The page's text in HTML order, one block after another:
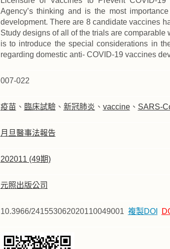
Agency’s thinking and is the most
development. There are 8 candidate vaccines
Study designs of all of the trials are
is to introduce the special considerations in
regarding domestic anti- COVID-19 vaccines
007-022
疫苗 、 臨床試驗、 新冠肺炎 、 vaccine、 SARS-
月旦醫事法報告
202011 (49期)
元照出版公司
10.3966/241553062020110049001 複製DOI